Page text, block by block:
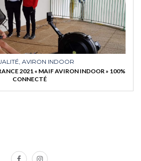
AVIRON INDOOR
2021 « MAIF AVIRON INDOOR » 100%
CONNECTÉ